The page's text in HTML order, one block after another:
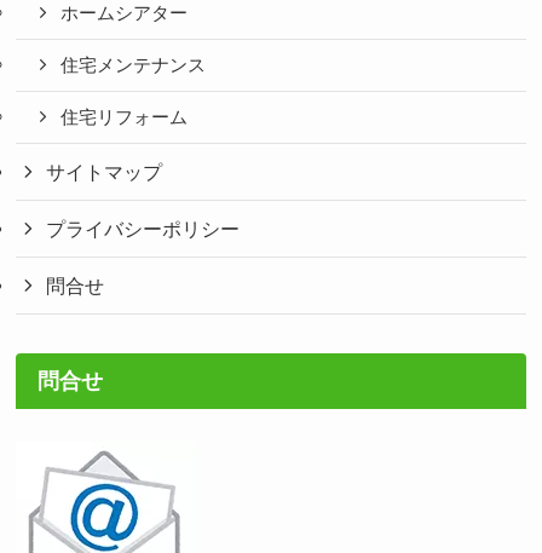
ホームシアター
住宅メンテナンス
住宅リフォーム
サイトマップ
プライバシーポリシー
問合せ
問合せ